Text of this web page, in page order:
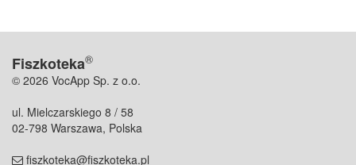
Fiszkoteka®
© 2026 VocApp Sp. z o.o.
ul. Mielczarskiego 8 / 58
02-798 Warszawa, Polska
fiszkoteka@fiszkoteka.pl